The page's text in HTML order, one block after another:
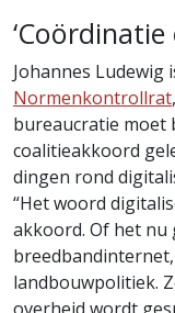
Johannes Ludewig
Normenkontrollrat
bureaucratie moet
coalitieakkoord
dingen rond
“Het woord
akkoord. Of het nu
landbouwpolitiek.